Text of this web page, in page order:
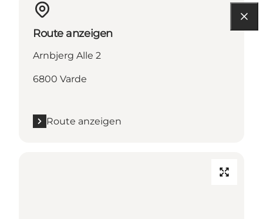
Route anzeigen
Arnbjerg Alle 2
6800 Varde
Route anzeigen